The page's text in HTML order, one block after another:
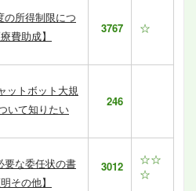
の所得制限につ
費助成】
3767 ☆
ットボット大規
いて知りたい
246
要な委任状の書
その他】
3012
☆☆
☆